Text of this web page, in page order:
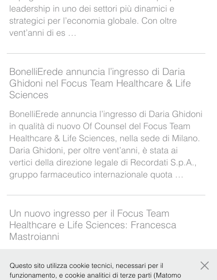
leadership in uno dei settori più dinamici e
strategici per l’economia globale. Con oltre
vent’anni di es …
BonelliErede annuncia l’ingresso di Daria
Ghidoni nel Focus Team Healthcare & Life
Sciences
BonelliErede annuncia l’ingresso di Daria Ghidoni
in qualità di nuovo Of Counsel del Focus Team
Healthcare & Life Sciences, nella sede di Milano.
Daria Ghidoni, per oltre vent’anni, è stata ai
vertici della direzione legale di Recordati S.p.A.,
gruppo farmaceutico internazionale quota …
Un nuovo ingresso per il Focus Team
Healthcare e Life Sciences: Francesca
Mastroianni
BonelliErede si arricchisce con l’ingresso di una
Questo sito utilizza cookie tecnici, necessari per il
funzionamento, e cookie analitici di terze parti (Matomo
×